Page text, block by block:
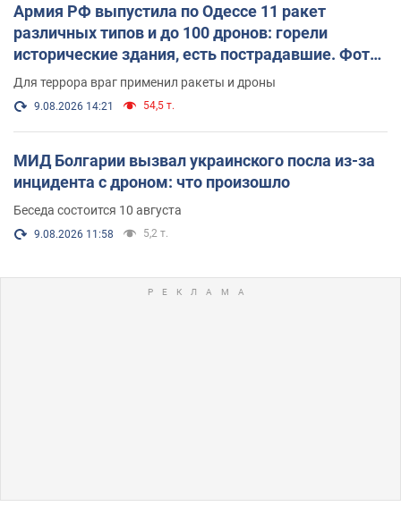
Армия РФ выпустила по Одессе 11 ракет
различных типов и до 100 дронов: горели
исторические здания, есть пострадавшие. Фото
и видео
Для террора враг применил ракеты и дроны
9.08.2026 14:21 54,5 т.
МИД Болгарии вызвал украинского посла из-за
инцидента с дроном: что произошло
Беседа состоится 10 августа
9.08.2026 11:58 5,2 т.